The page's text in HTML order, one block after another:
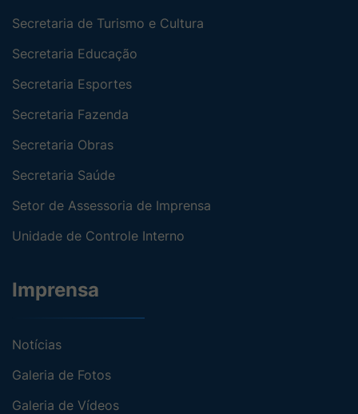
Secretaria de Turismo e Cultura
Secretaria Educação
Secretaria Esportes
Secretaria Fazenda
Secretaria Obras
Secretaria Saúde
Setor de Assessoria de Imprensa
Unidade de Controle Interno
Imprensa
Notícias
Galeria de Fotos
Galeria de Vídeos